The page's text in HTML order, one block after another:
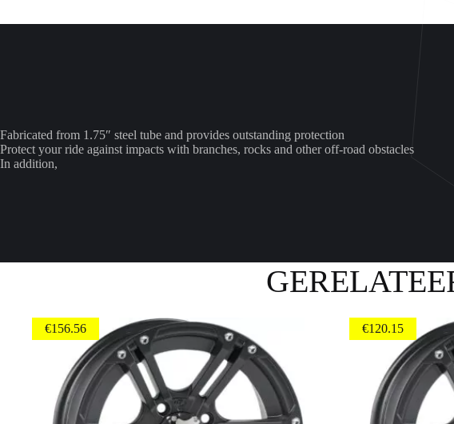
Fabricated from 1.75″ steel tube and provides outstanding protection
Protect your ride against impacts with branches, rocks and other off-road obstacles
In addition,
€156.56 €120.15